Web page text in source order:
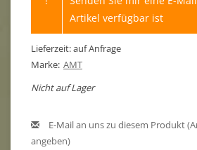
Artikel verfügbar ist
Lieferzeit: auf Anfrage
Marke: AMT
Nicht auf Lager
E-Mail an uns zu diesem Produkt
angeben)